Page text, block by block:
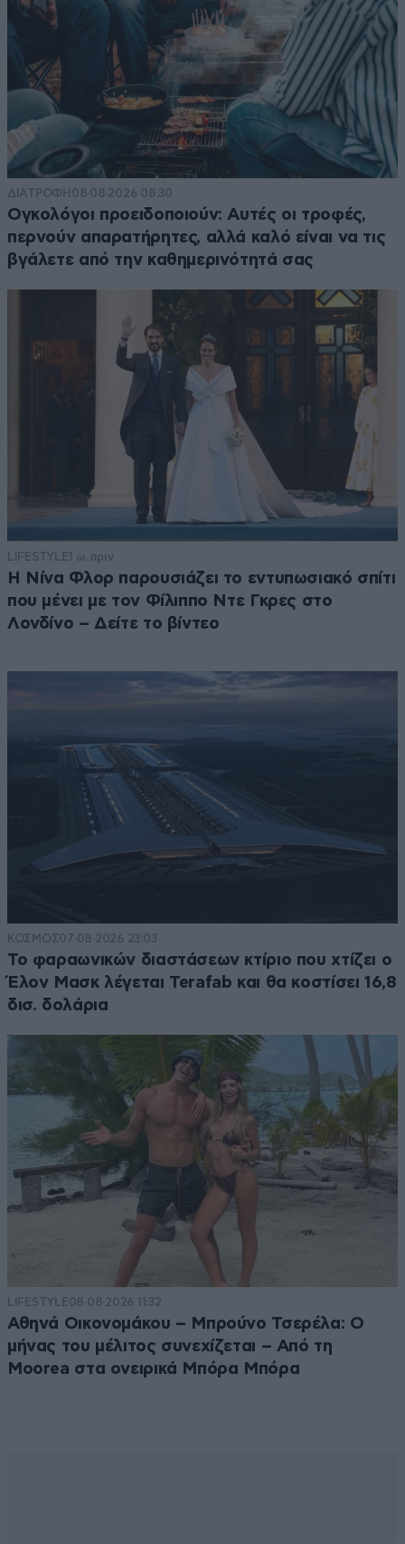
ΔΙΑΤΡΟΦΗ 08·08·2026 08:30
Ογκολόγοι προειδοποιούν: Αυτές οι τροφές,
περνούν απαρατήρητες, αλλά καλό είναι να τις
βγάλετε από την καθημερινότητά σας
LIFESTYLE1 ω. πριν
Η Νίνα Φλορ παρουσιάζει το εντυπωσιακό σπίτι
που μένει με τον Φίλιππο Ντε Γκρες στο
Λονδίνο – Δείτε το βίντεο
ΚΟΣΜΟΣ07·08·2026 23:03
Το φαραωνικών διαστάσεων κτίριο που χτίζει ο
Έλον Μασκ λέγεται Terafab και θα κοστίσει 16,8
δισ. δολάρια
LIFESTYLE08·08·2026 11:32
Αθηνά Οικονομάκου – Μπρούνο Τσερέλα: Ο
μήνας του μέλιτος συνεχίζεται – Από τη
Moorea στα ονειρικά Μπόρα Μπόρα